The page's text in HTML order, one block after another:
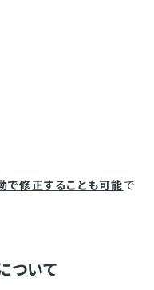
で修正することも可能で
ついて